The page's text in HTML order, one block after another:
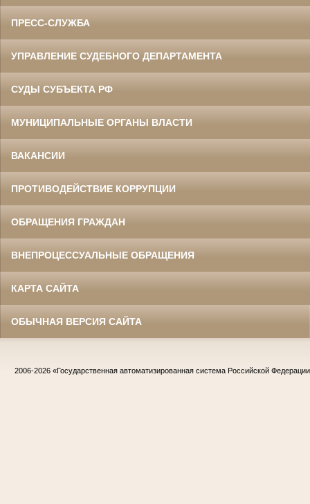
ПРЕСС-СЛУЖБА
УПРАВЛЕНИЕ СУДЕБНОГО ДЕПАРТАМЕНТА
СУДЫ СУБЪЕКТА РФ
МУНИЦИПАЛЬНЫЕ ОРГАНЫ ВЛАСТИ
ВАКАНСИИ
ПРОТИВОДЕЙСТВИЕ КОРРУПЦИИ
ОБРАЩЕНИЯ ГРАЖДАН
ВНЕПРОЦЕССУАЛЬНЫЕ ОБРАЩЕНИЯ
КАРТА САЙТА
ОБЫЧНАЯ ВЕРСИЯ САЙТА
2006-2026 «Государственная автоматизированная система Российской